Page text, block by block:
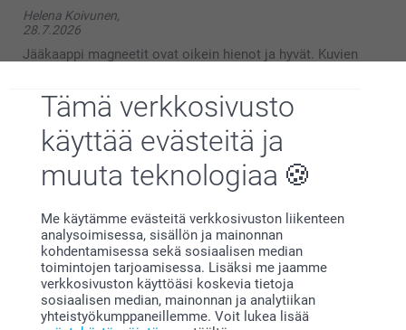
Tämä verkkosivusto
käyttää evästeitä ja
muuta teknologiaa
Me käytämme evästeitä verkkosivuston liikenteen
analysoimisessa, sisällön ja mainonnan
kohdentamisessa sekä sosiaalisen median
toimintojen tarjoamisessa. Lisäksi me jaamme
verkkosivuston käyttöäsi koskevia tietoja
sosiaalisen median, mainonnan ja analytiikan
yhteistyökumppaneillemme. Voit lukea lisää
Helena Koivunen,
28.7.2026
Jääkaappi magneetit ovat oikein hienot ja hyvät. Kuvien
Netta Malm,
Liian tummat, vaikka valokuvat olivat hyvät. Tulivat kuvina
repiä irti toisistaan, jolloin meinasi magneetitkin hajota.
Huono tuote.
Hannamari Vänni,